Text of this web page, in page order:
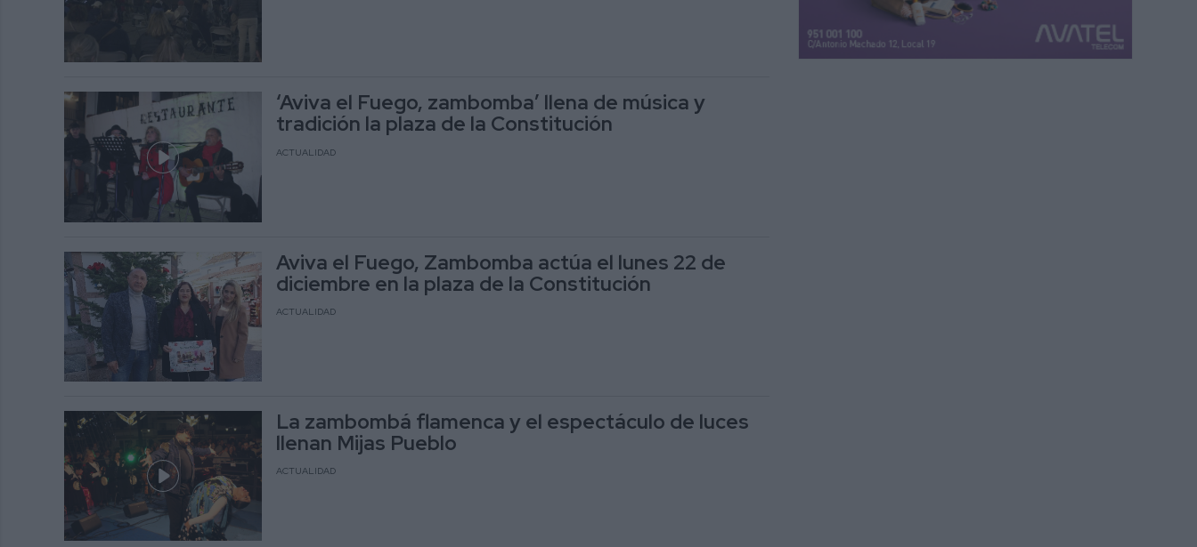
‘Aviva el Fuego, zambomba’ llena de música y
tradición la plaza de la Constitución
ACTUALIDAD
Aviva el Fuego, Zambomba actúa el lunes 22 de
diciembre en la plaza de la Constitución
ACTUALIDAD
La zambombá flamenca y el espectáculo de luces
llenan Mijas Pueblo
ACTUALIDAD